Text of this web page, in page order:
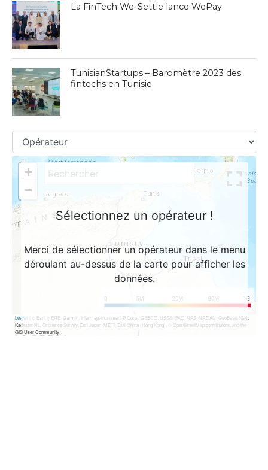
La FinTech We-Settle lance WePay
TunisianStartups – Baromètre 2023 des
fintechs en Tunisie